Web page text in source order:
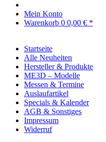
Mein Konto
Warenkorb 0 0,00 € *
Startseite
Alle Neuheiten
Hersteller & Produkte
ME3D – Modelle
Messen & Termine
Auslaufartikel
Specials & Kalender
AGB & Sonstiges
Impressum
Widerruf